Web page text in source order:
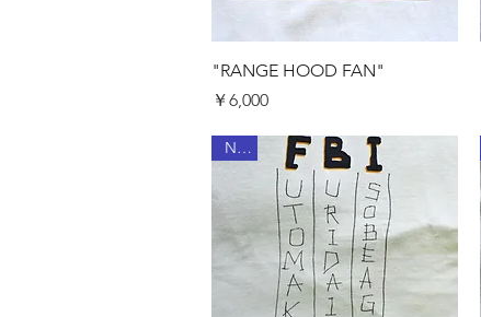
クイックビュー
"RANGE HOOD FAN"
価格
￥6,000
New